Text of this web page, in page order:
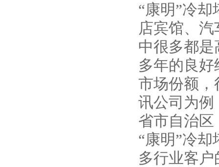
“康明”冷
店宾馆、
中很多都
多年的良
市场份额，
讯公司为例
省市自治
“康明”冷
多行业客